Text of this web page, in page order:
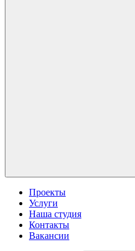
Проекты
Услуги
Наша студия
Контакты
Вакансии